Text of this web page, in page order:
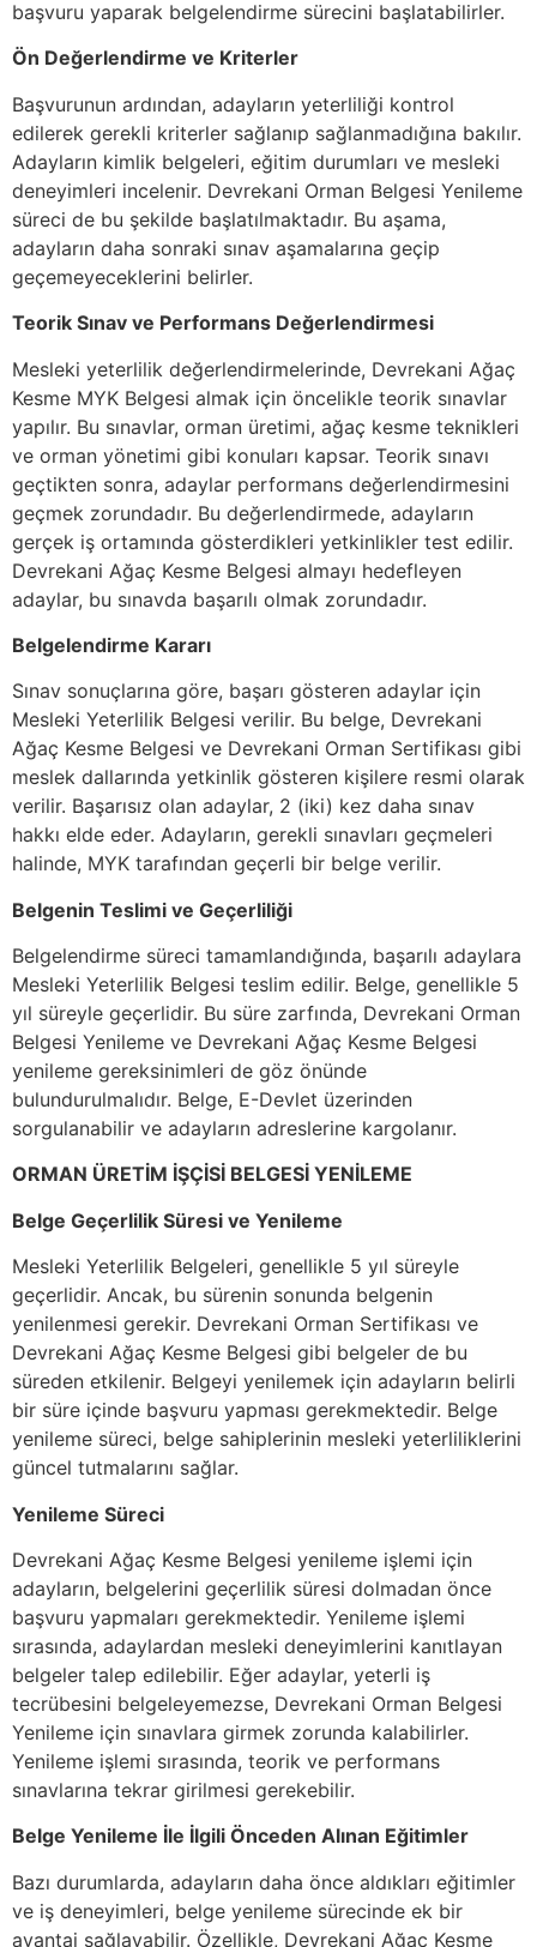
başvuru yaparak belgelendirme sürecini başlatabilirler.
Ön Değerlendirme ve Kriterler
Başvurunun ardından, adayların yeterliliği kontrol
edilerek gerekli kriterler sağlanıp sağlanmadığına bakılır.
Adayların kimlik belgeleri, eğitim durumları ve mesleki
deneyimleri incelenir. Devrekani Orman Belgesi Yenileme
süreci de bu şekilde başlatılmaktadır. Bu aşama,
adayların daha sonraki sınav aşamalarına geçip
geçemeyeceklerini belirler.
Teorik Sınav ve Performans Değerlendirmesi
Mesleki yeterlilik değerlendirmelerinde, Devrekani Ağaç
Kesme MYK Belgesi almak için öncelikle teorik sınavlar
yapılır. Bu sınavlar, orman üretimi, ağaç kesme teknikleri
ve orman yönetimi gibi konuları kapsar. Teorik sınavı
geçtikten sonra, adaylar performans değerlendirmesini
geçmek zorundadır. Bu değerlendirmede, adayların
gerçek iş ortamında gösterdikleri yetkinlikler test edilir.
Devrekani Ağaç Kesme Belgesi almayı hedefleyen
adaylar, bu sınavda başarılı olmak zorundadır.
Belgelendirme Kararı
Sınav sonuçlarına göre, başarı gösteren adaylar için
Mesleki Yeterlilik Belgesi verilir. Bu belge, Devrekani
Ağaç Kesme Belgesi ve Devrekani Orman Sertifikası gibi
meslek dallarında yetkinlik gösteren kişilere resmi olarak
verilir. Başarısız olan adaylar, 2 (iki) kez daha sınav
hakkı elde eder. Adayların, gerekli sınavları geçmeleri
halinde, MYK tarafından geçerli bir belge verilir.
Belgenin Teslimi ve Geçerliliği
Belgelendirme süreci tamamlandığında, başarılı adaylara
Mesleki Yeterlilik Belgesi teslim edilir. Belge, genellikle 5
yıl süreyle geçerlidir. Bu süre zarfında, Devrekani Orman
Belgesi Yenileme ve Devrekani Ağaç Kesme Belgesi
yenileme gereksinimleri de göz önünde
bulundurulmalıdır. Belge, E-Devlet üzerinden
sorgulanabilir ve adayların adreslerine kargolanır.
ORMAN ÜRETİM İŞÇİSİ BELGESİ YENİLEME
Belge Geçerlilik Süresi ve Yenileme
Mesleki Yeterlilik Belgeleri, genellikle 5 yıl süreyle
geçerlidir. Ancak, bu sürenin sonunda belgenin
yenilenmesi gerekir. Devrekani Orman Sertifikası ve
Devrekani Ağaç Kesme Belgesi gibi belgeler de bu
süreden etkilenir. Belgeyi yenilemek için adayların belirli
bir süre içinde başvuru yapması gerekmektedir. Belge
yenileme süreci, belge sahiplerinin mesleki yeterliliklerini
güncel tutmalarını sağlar.
Yenileme Süreci
Devrekani Ağaç Kesme Belgesi yenileme işlemi için
adayların, belgelerini geçerlilik süresi dolmadan önce
başvuru yapmaları gerekmektedir. Yenileme işlemi
sırasında, adaylardan mesleki deneyimlerini kanıtlayan
belgeler talep edilebilir. Eğer adaylar, yeterli iş
tecrübesini belgeleyemezse, Devrekani Orman Belgesi
Yenileme için sınavlara girmek zorunda kalabilirler.
Yenileme işlemi sırasında, teorik ve performans
sınavlarına tekrar girilmesi gerekebilir.
Belge Yenileme İle İlgili Önceden Alınan Eğitimler
Bazı durumlarda, adayların daha önce aldıkları eğitimler
ve iş deneyimleri, belge yenileme sürecinde ek bir
avantaj sağlayabilir. Özellikle, Devrekani Ağaç Kesme